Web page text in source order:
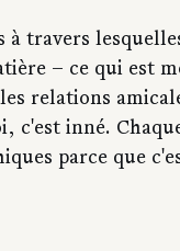
travers
– ce qui est
relations
c'est inné.
parce que